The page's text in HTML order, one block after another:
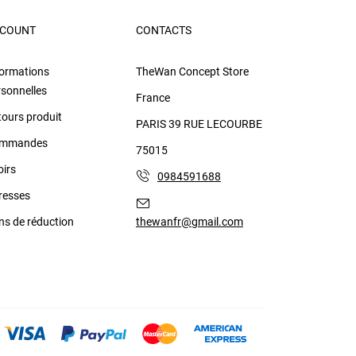
produit
de réduction
CONTACTS
TheWan Concept Store
France
PARIS 39 RUE LECOURBE
75015
0984591688
thewanfr@gmail.com